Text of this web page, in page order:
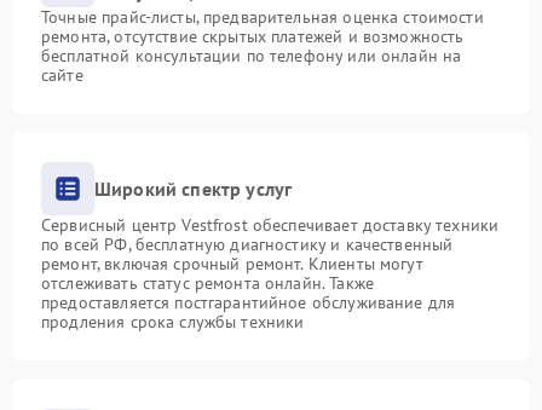
Точные прайс-листы, предварительная оценка стоимости
ремонта, отсутствие скрытых платежей и возможность
бесплатной консультации по телефону или онлайн на
сайте
Широкий спектр услуг
Сервисный центр Vestfrost обеспечивает доставку техники
по всей РФ, бесплатную диагностику и качественный
ремонт, включая срочный ремонт. Клиенты могут
отслеживать статус ремонта онлайн. Также
предоставляется постгарантийное обслуживание для
продления срока службы техники